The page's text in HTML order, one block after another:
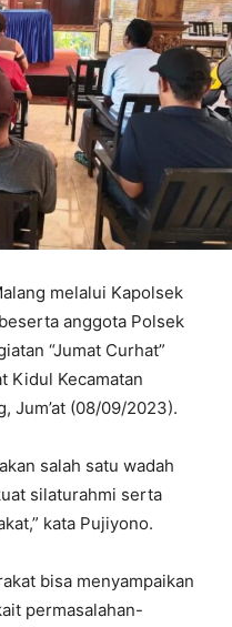
melalui Kapolsek
anggota Polsek
“Jumat Curhat”
Kidul Kecamatan
Jum’at (08/09/2023).
salah satu wadah
silaturahmi serta
kata Pujiyono.
bisa menyampaikan
permasalahan-